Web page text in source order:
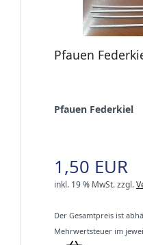
Pfauen
Pfauen Federkiel
1,50 EUR
inkl. 19 % MwSt.zzgl.
Der Gesamtpreis ist
Mehrwertsteuer im